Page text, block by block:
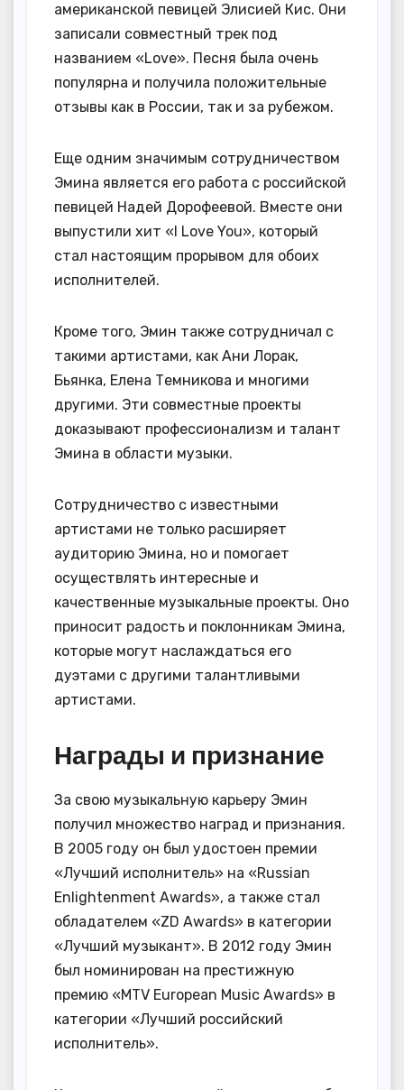
американской певицей Элисией Кис. Они
записали совместный трек под
названием «Love». Песня была очень
популярна и получила положительные
отзывы как в России, так и за рубежом.
Еще одним значимым сотрудничеством
Эмина является его работа с российской
певицей Надей Дорофеевой. Вместе они
выпустили хит «I Love You», который
стал настоящим прорывом для обоих
исполнителей.
Кроме того, Эмин также сотрудничал с
такими артистами, как Ани Лорак,
Бьянка, Елена Темникова и многими
другими. Эти совместные проекты
доказывают профессионализм и талант
Эмина в области музыки.
Сотрудничество с известными
артистами не только расширяет
аудиторию Эмина, но и помогает
осуществлять интересные и
качественные музыкальные проекты. Оно
приносит радость и поклонникам Эмина,
которые могут наслаждаться его
дуэтами с другими талантливыми
артистами.
Награды и признание
За свою музыкальную карьеру Эмин
получил множество наград и признания.
В 2005 году он был удостоен премии
«Лучший исполнитель» на «Russian
Enlightenment Awards», а также стал
обладателем «ZD Awards» в категории
«Лучший музыкант». В 2012 году Эмин
был номинирован на престижную
премию «MTV European Music Awards» в
категории «Лучший российский
исполнитель».